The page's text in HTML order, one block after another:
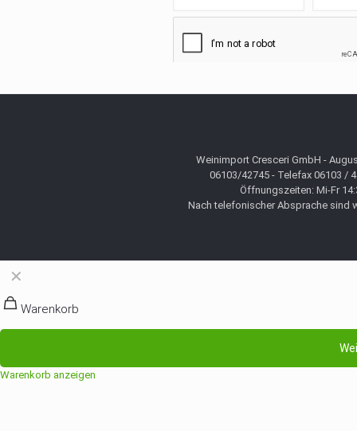
Weinimport Cresceri GmbH -
06103/42745 - Telefax 06103 /
Öffnungszeiten: Mi-Fr
Nach telefonischer Absprache sind
✕
Warenkorb
Warenkorb anzeigen